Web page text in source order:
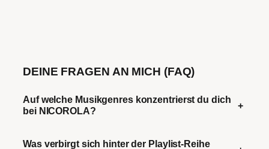
DEINE FRAGEN AN MICH (FAQ)
Auf welche Musikgenres konzentrierst du dich
bei NICOROLA?
+
Was verbirgt sich hinter der Playlist-Reihe